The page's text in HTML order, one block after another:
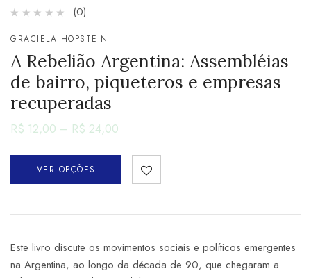
(0)
GRACIELA HOPSTEIN
A Rebelião Argentina: Assembléias
de bairro, piqueteros e empresas
recuperadas
R$ 12,00 – R$ 24,00
VER OPÇÕES
Este livro discute os movimentos sociais e políticos emergentes
na Argentina, ao longo da década de 90, que chegaram a